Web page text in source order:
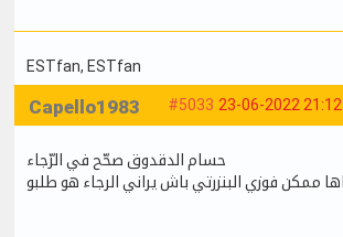
ESTfan, ESTfan
#5033 23-06-2022 21:12
Capello1983
حسام الدقدوق صحّح في الرّجاء